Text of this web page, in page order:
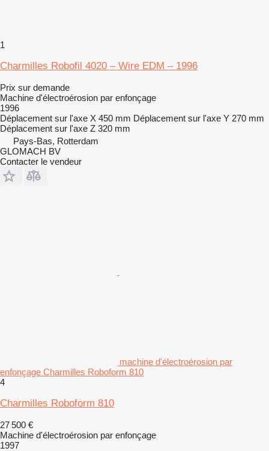
1
Charmilles Robofil 4020 – Wire EDM – 1996
Prix sur demande
Machine d'électroérosion par enfonçage
1996
Déplacement sur l'axe X 450 mm Déplacement sur l'axe Y 270 mm
Déplacement sur l'axe Z 320 mm
Pays-Bas, Rotterdam
GLOMACH BV
Contacter le vendeur
machine d'électroérosion par
enfonçage Charmilles Roboform 810
4
Charmilles Roboform 810
27 500 €
Machine d'électroérosion par enfonçage
1997